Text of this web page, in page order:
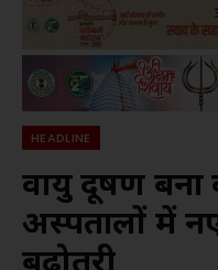
HEADLINE
वायु प्रदूषण
अस्पतालों में